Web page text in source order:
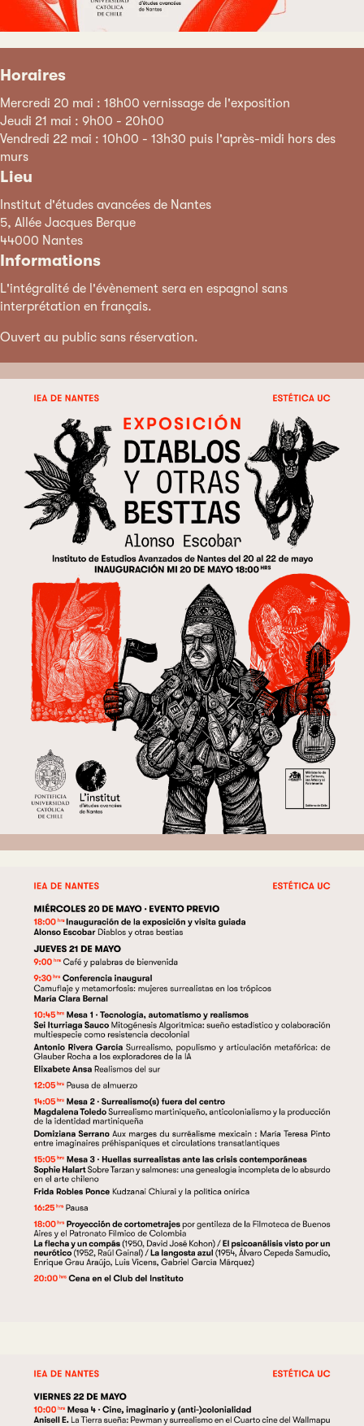
Horaires
Mercredi 20 mai : 18h00 vernissage de l'exposition
Jeudi 21 mai : 9h00 - 20h00
Vendredi 22 mai : 10h00 - 13h30 puis l'après-midi hors des
murs
Lieu
Institut d'études avancées de Nantes
5, Allée Jacques Berque
44000 Nantes
Informations
L'intégralité de l'évènement sera en espagnol sans
interprétation en français.
Ouvert au public sans réservation.